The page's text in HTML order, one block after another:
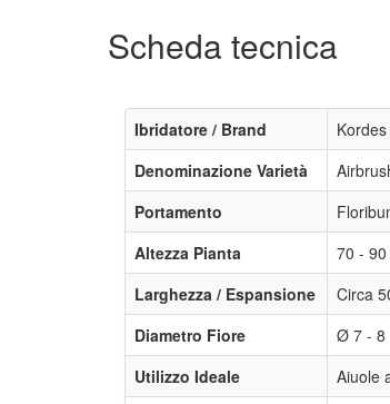
Scheda tecnica
Ibridatore / Brand
Denominazione Varietà
Portamento
Altezza Pianta
70 - 90
Larghezza / Espansione
Circa
Diametro Fiore
Ø 7 - 8
Utilizzo Ideale
Aiuole